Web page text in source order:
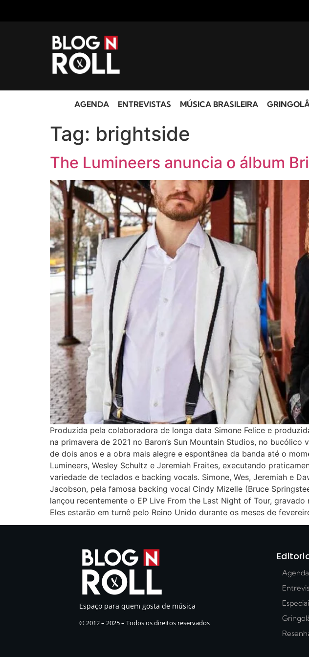
AGENDA ENTREVISTAS MÚSICA BRASILEIRA
Tag: brightside
The Lumineers anuncia o álbum
Produzida pela colaboradora de longa data Simone Felice e
na primavera de 2021 no Baron’s Sun Mountain Studios, no
de dois anos e a obra mais alegre e espontânea da banda até o
Lumineers, Wesley Schultz e Jeremiah Fraites, executando
variedade de teclados e backing vocals. Simone, Wes, Jeremiah e
Jacobson, pela famosa backing vocal Cindy Mizelle (Bruce
lançou recentemente o EP Live From the Last Night of Tour,
Eles estarão em turnê pelo Reino Unido durante os meses de
Espaço para quem gosta de música
© 2012 – 2025 – Todos os direitos reservados
Agenda